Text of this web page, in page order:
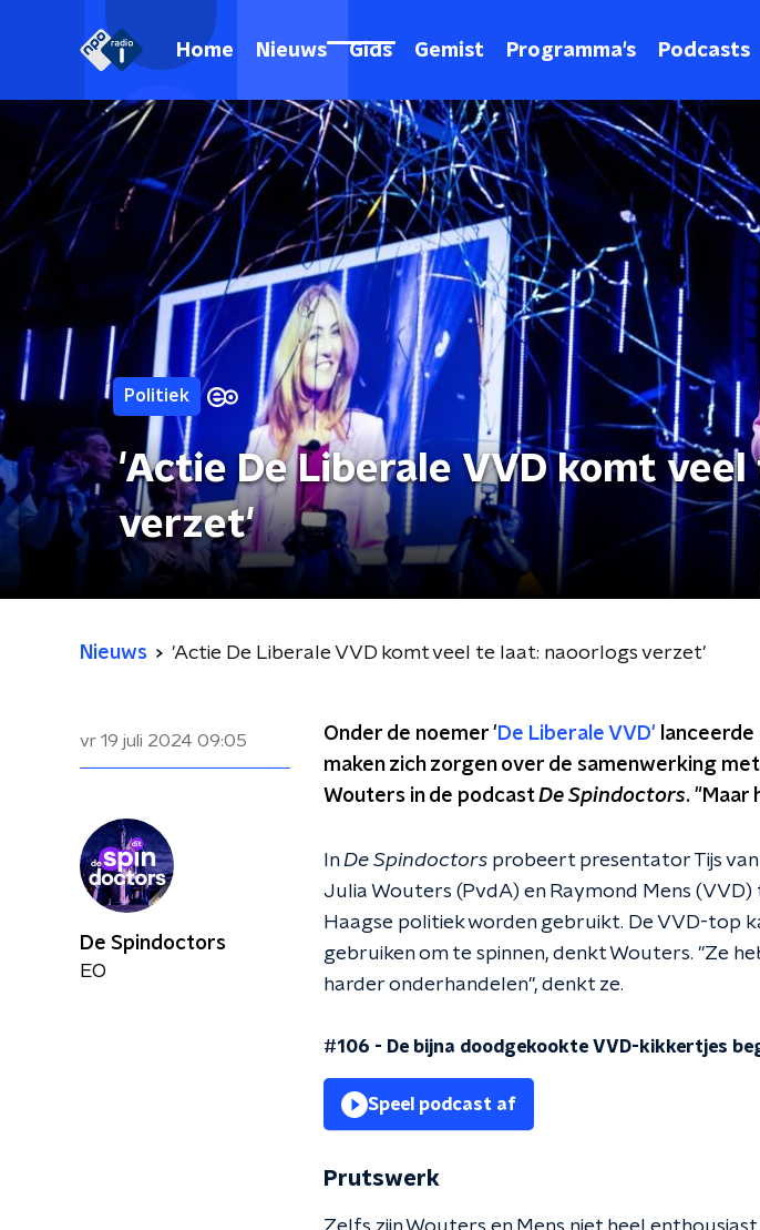
Home Nieuws Gids Gemist Programma's Podcasts
Politiek
'Actie De Liberale VVD komt
verzet'
Nieuws 'Actie De Liberale VVD komt veel te laat: naoorlogs verzet'
vr 19 juli 2024 09:05 Onder de noemer ' De Liberale VVD'
maken zich zorgen over de samenwerking
Wouters in de podcastDe Spindoctors. "Maar
InDe Spindoctors probeert presentator Tijs
Julia Wouters (PvdA) en Raymond Mens
Haagse politiek worden gebruikt. De VVD-top
gebruiken om te spinnen, denkt Wouters. "Ze
harder onderhandelen", denkt ze.
#106 - De bijna doodgekookte VVD-kikkertjes
Speel podcast af
Prutswerk
De Spindoctors
EO